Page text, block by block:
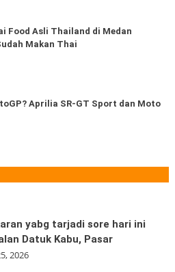
Food Asli Thailand di Medan
Makan Thai
Aprilia SR-GT Sport dan Moto
yabg tarjadi sore hari ini
Datuk Kabu, Pasar
2026